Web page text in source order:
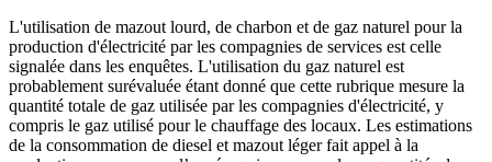
L'utilisation de mazout lourd, de charbon et de gaz naturel pour la
production d'électricité par les compagnies de services est celle
signalée dans les enquêtes. L'utilisation du gaz naturel est
probablement surévaluée étant donné que cette rubrique mesure la
quantité totale de gaz utilisée par les compagnies d'électricité, y
compris le gaz utilisé pour le chauffage des locaux. Les estimations
de la consommation de diesel et mazout léger fait appel à la